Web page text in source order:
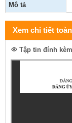
Mô tả
Xem chi tiết
Tập tin đính kèm